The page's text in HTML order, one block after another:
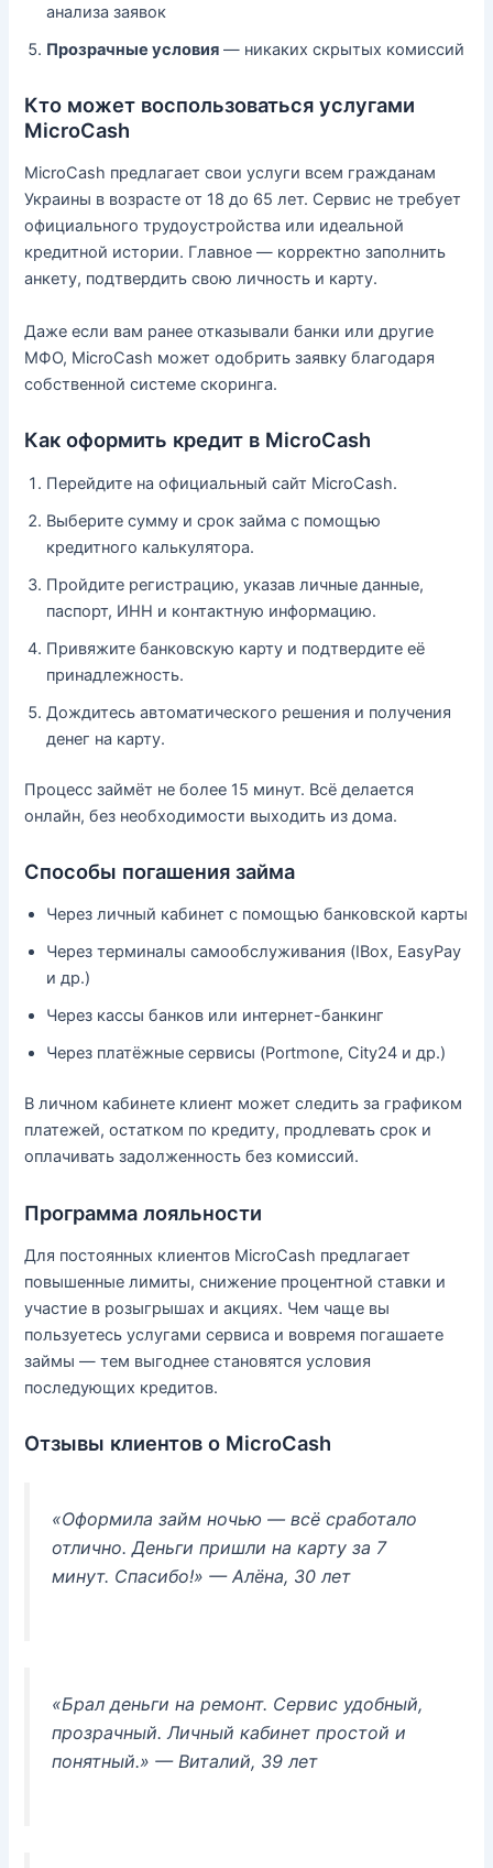
анализа заявок
Прозрачные условия — никаких скрытых комиссий
Кто может воспользоваться услугами
MicroCash
MicroCash предлагает свои услуги всем гражданам
Украины в возрасте от 18 до 65 лет. Сервис не требует
официального трудоустройства или идеальной
кредитной истории. Главное — корректно заполнить
анкету, подтвердить свою личность и карту.
Даже если вам ранее отказывали банки или другие
МФО, MicroCash может одобрить заявку благодаря
собственной системе скоринга.
Как оформить кредит в MicroCash
Перейдите на официальный сайт MicroCash.
Выберите сумму и срок займа с помощью
кредитного калькулятора.
Пройдите регистрацию, указав личные данные,
паспорт, ИНН и контактную информацию.
Привяжите банковскую карту и подтвердите её
принадлежность.
Дождитесь автоматического решения и получения
денег на карту.
Процесс займёт не более 15 минут. Всё делается
онлайн, без необходимости выходить из дома.
Способы погашения займа
Через личный кабинет с помощью банковской карты
Через терминалы самообслуживания (IBox, EasyPay
и др.)
Через кассы банков или интернет-банкинг
Через платёжные сервисы (Portmone, City24 и др.)
В личном кабинете клиент может следить за графиком
платежей, остатком по кредиту, продлевать срок и
оплачивать задолженность без комиссий.
Программа лояльности
Для постоянных клиентов MicroCash предлагает
повышенные лимиты, снижение процентной ставки и
участие в розыгрышах и акциях. Чем чаще вы
пользуетесь услугами сервиса и вовремя погашаете
займы — тем выгоднее становятся условия
последующих кредитов.
Отзывы клиентов о MicroCash
«Оформила займ ночью — всё сработало
отлично. Деньги пришли на карту за 7
минут. Спасибо!» — Алёна, 30 лет
«Брал деньги на ремонт. Сервис удобный,
прозрачный. Личный кабинет простой и
понятный.» — Виталий, 39 лет